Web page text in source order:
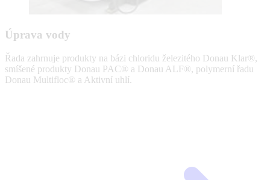
Úprava vody
Řada zahrnuje produkty na bázi chloridu železitého Donau Klar®,
smíšené produkty Donau PAC® a Donau ALF®, polymerní řadu
Donau Multifloc® a Aktivní uhlí.